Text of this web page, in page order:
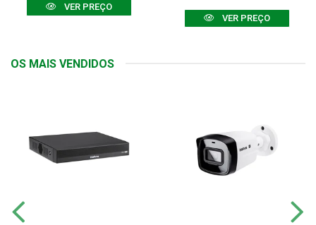
VER PREÇO
VER PREÇO
OS MAIS VENDIDOS